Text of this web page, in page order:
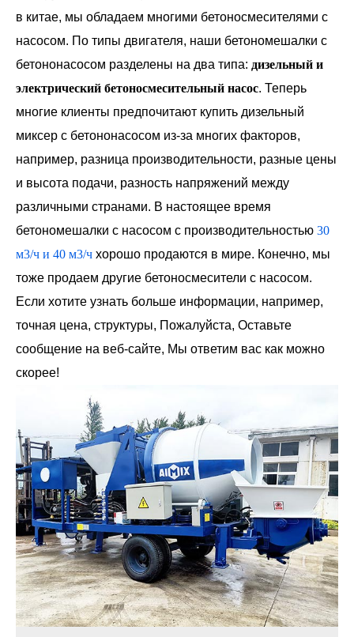
в китае, мы обладаем многими бетоносмесителями с
насосом. По типы двигателя, наши бетономешалки с
бетононасосом разделены на два типа: дизельный и
электрический бетоносмесительный насос. Теперь
многие клиенты предпочитают купить дизельный
миксер с бетононасосом из-за многих факторов,
например, разница производительности, разные цены
и высота подачи, разность напряжений между
различными странами. В настоящее время
бетономешалки с насосом с производительностью 30
м3/ч и 40 м3/ч хорошо продаются в мире. Конечно, мы
тоже продаем другие бетоносмесители с насосом.
Если хотите узнать больше информации, например,
точная цена, структуры, Пожалуйста, Оставьте
сообщение на веб-сайте, Мы ответим вас как можно
скорее!